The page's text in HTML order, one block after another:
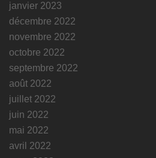
janvier 2023
décembre 2022
novembre 2022
octobre 2022
septembre 2022
août 2022
juillet 2022
juin 2022
mai 2022
avril 2022